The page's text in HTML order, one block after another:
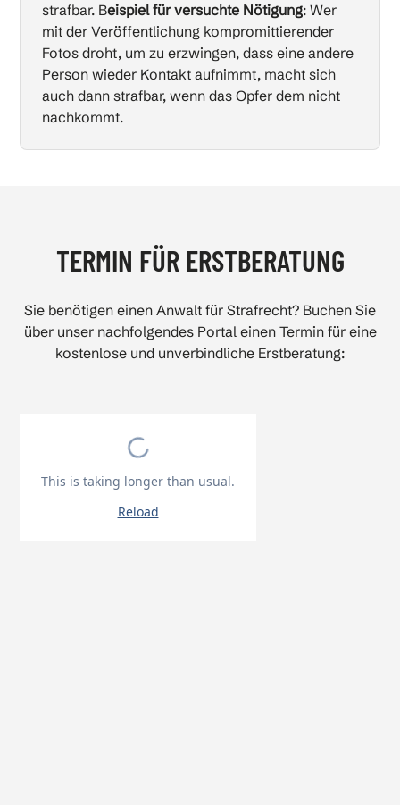
strafbar. Beispiel für versuchte Nötigung: Wer
mit der Veröffentlichung kompromittierender
Fotos droht, um zu erzwingen, dass eine andere
Person wieder Kontakt aufnimmt, macht sich
auch dann strafbar, wenn das Opfer dem nicht
nachkommt.
TERMIN FÜR ERSTBERATUNG
Sie benötigen einen Anwalt für Strafrecht? Buchen Sie
über unser nachfolgendes Portal einen Termin für eine
kostenlose und unverbindliche Erstberatung: